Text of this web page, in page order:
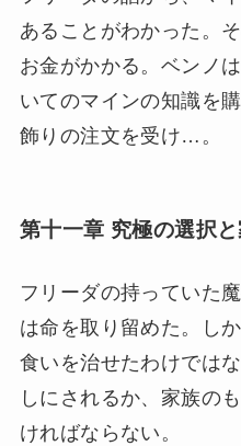
あることがわかった。
お金がかかる。ベンノ
いてのマインの知識を
飾りの注文を受け…。
第十一章 究極の選択
フリーダの持っていた
は命を取り留めた。し
食いを治せたわけでは
しにされるか、家族の
ければならない。